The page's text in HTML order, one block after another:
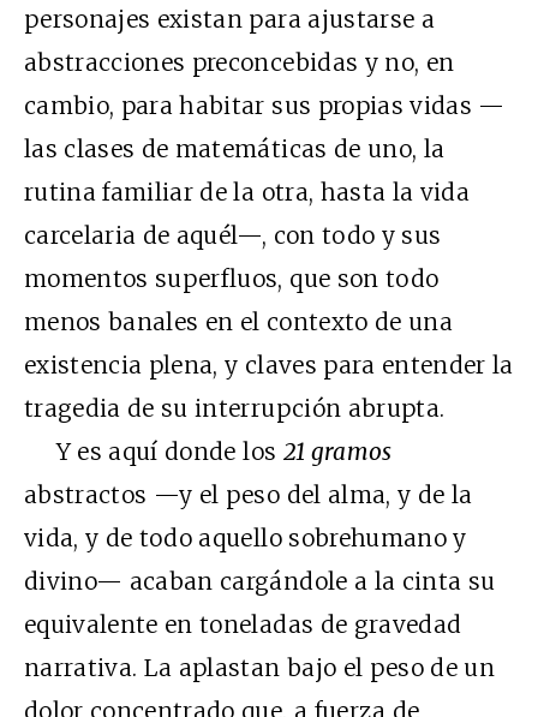
personajes existan para ajustarse a
abstracciones preconcebidas y no, en
cambio, para habitar sus propias vidas —
las clases de matemáticas de uno, la
rutina familiar de la otra, hasta la vida
carcelaria de aquél—, con todo y sus
momentos superfluos, que son todo
menos banales en el contexto de una
existencia plena, y claves para entender la
tragedia de su interrupción abrupta.
Y es aquí donde los 21 gramos
abstractos —y el peso del alma, y de la
vida, y de todo aquello sobrehumano y
divino— acaban cargándole a la cinta su
equivalente en toneladas de gravedad
narrativa. La aplastan bajo el peso de un